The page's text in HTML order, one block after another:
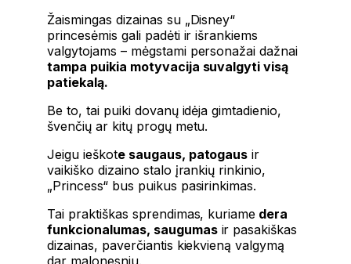
Žaismingas dizainas su „Disney“
princesėmis gali padėti ir išrankiems
valgytojams – mėgstami personažai dažnai
tampa puikia motyvacija suvalgyti visą
patiekalą.
Be to, tai puiki dovanų idėja gimtadienio,
švenčių ar kitų progų metu.
Jeigu ieškote saugaus, patogaus ir
vaikiško dizaino stalo įrankių rinkinio,
„Princess“ bus puikus pasirinkimas.
Tai praktiškas sprendimas, kuriame dera
funkcionalumas, saugumasir pasakiškas
dizainas, paverčiantis kiekvieną valgymą
dar malonesniu.